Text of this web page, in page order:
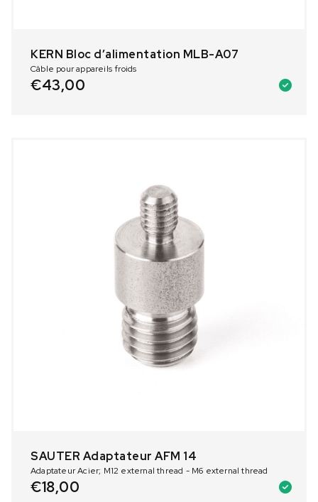
KERN Bloc dʼalimentation MLB-A07
Câble pour appareils froids
€43,00
SAUTER Adaptateur AFM 14
Adaptateur Acier; M12 external thread - M6 external thread
€18,00